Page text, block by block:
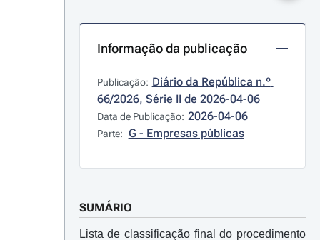
Informação da publicação
Publicação: Diário da República n.º
66/2026, Série II de 2026-04-06
Data de Publicação: 2026-04-06
Parte: G - Empresas públicas
SUMÁRIO
Lista de classificação final do procedimento